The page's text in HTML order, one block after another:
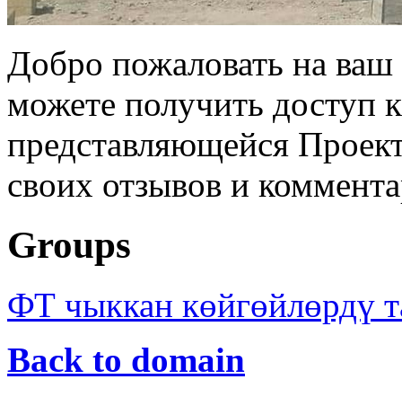
Добро пожаловать на
можете получить доступ
представляющейся
своих отзывов и
Groups
ФТ чыккан көйгөйлөрдү
Back to domain